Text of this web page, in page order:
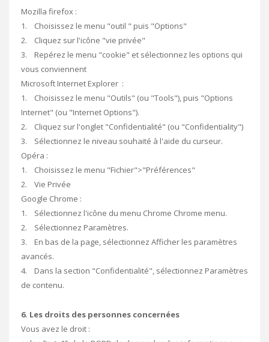
Mozilla firefox :
1. Choisissez le menu "outil " puis "Options"
2. Cliquez sur l'icône "vie privée"
3. Repérez le menu "cookie" et sélectionnez les options qui
vous conviennent
Microsoft Internet Explorer :
1. Choisissez le menu "Outils" (ou "Tools"), puis "Options
Internet" (ou "Internet Options").
2. Cliquez sur l'onglet "Confidentialité" (ou "Confidentiality")
3. Sélectionnez le niveau souhaité à l'aide du curseur.
Opéra :
1. Choisissez le menu "Fichier">"Préférences"
2. Vie Privée
Google Chrome :
1. Sélectionnez l'icône du menu Chrome Chrome menu.
2. Sélectionnez Paramètres.
3. En bas de la page, sélectionnez Afficher les paramètres
avancés.
4. Dans la section "Confidentialité", sélectionnez Paramètres
de contenu.
6. Les droits des personnes concernées
Vous avez le droit :